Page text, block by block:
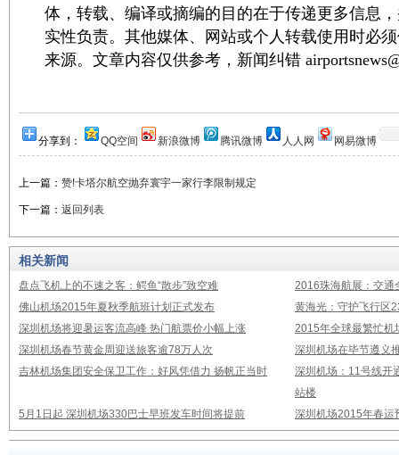
体，转载、编译或摘编的目的在于传递更多信息
实性负责。其他媒体、网站或个人转载使用时必
来源。文章内容仅供参考，新闻纠错
分享到： QQ空间 新浪微博 腾讯微博 人人网 网易微博
上一篇： 赞!卡塔尔航空抛弃寰宇一家行李限制规定
下一篇： 返回列表
相关新闻
盘点飞机上的不速之客：鳄鱼“散步”致空难
2016珠海航展：交通
佛山机场2015年夏秋季航班计划正式发布
黄海光：守护飞行区
深圳机场将迎暑运客流高峰 热门航票价小幅上涨
2015年全球最繁忙机
深圳机场春节黄金周迎送旅客逾78万人次
深圳机场在毕节遵义
吉林机场集团安全保卫工作：好风凭借力 扬帆正当时
深圳机场：11号线开
站楼
5月1日起 深圳机场330巴士早班发车时间将提前
深圳机场2015年春运